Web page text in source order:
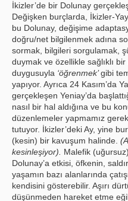
İkizler’de bir Dolunay
Değişken burçlarda, İkizler-
bu Dolunay, değişime
doğru/net bilgilenmek adına
sormak, bilgileri sorgulamak,
duymak ve özellikle sağlıklı
duygusuyla ‘öğrenmek’gibi
yapıyor. Ayrıca 24 Kasım’da
gerçekleşen Yeniay’da
nasıl bir hal aldığına ve bu
düzenlemeler yapmamız
tutuyor. İkizler’deki Ay, yine
(kesin) bir kavuşum halinde.
kesinleşiyor).
Malefik
Dolunay’a etkisi, öfkenin,
yaşamın bazı alanlarında
kendisini gösterebilir. Aşırı
düşünmeden hareket etme